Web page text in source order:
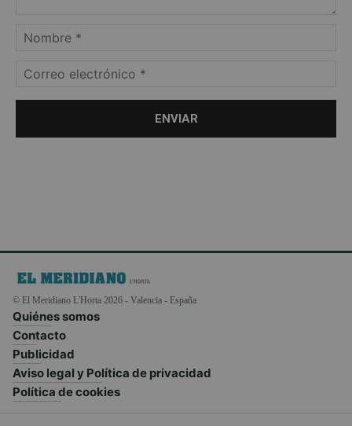
© El Meridiano L'Horta 2026 - Valencia - España
Quiénes somos
Contacto
Publicidad
Aviso legal y Política de privacidad
Política de cookies